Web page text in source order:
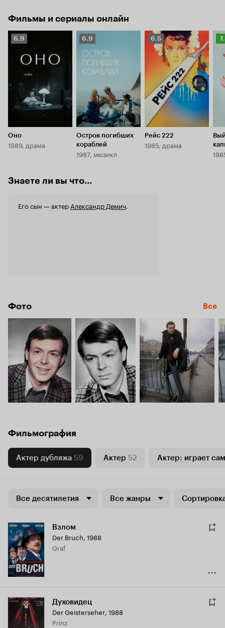
Фильмы и сериалы онлайн
Рейтинг
6.9
6.9
Оно
1989, драма
Рейтинг
6.9
6.9
Остров погибших
кораблей
1987, мюзикл
Рейтинг
Кинопоиска
6.5
6.5
Рейс 222
1985, драма
Знаете ли вы что...
Его сын — актер Александр Демич.
Фото Все
Фильмография
Актер дубляжа 59 Актер 52 Актер: играет
Все десятилетия Все жанры
Взлом
Der Bruch, 1988
Graf
Духовидец
Der Geisterseher, 1988
Prinz